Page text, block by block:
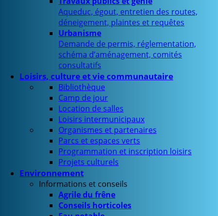
Aqueduc, égout, entretien des routes,
déneigement, plaintes et requêtes
Urbanisme
Demande de permis, réglementation,
schéma d’aménagement, comités
consultatifs
Loisirs, culture et vie communautaire
Bibliothèque
Camp de jour
Location de salles
Loisirs intermunicipaux
Organismes et partenaires
Parcs et espaces verts
Programmation et inscription loisirs
Projets culturels
Environnement
Informations et conseils
Agrile du frêne
Conseils horticoles